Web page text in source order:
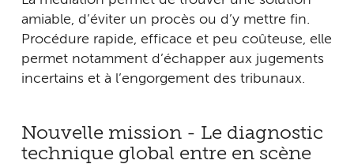
amiable, d’éviter un procès ou d’y mettre fin.
Procédure rapide, efficace et peu coûteuse, elle
permet notamment d’échapper aux jugements
incertains et à l’engorgement des tribunaux.
Nouvelle mission - Le diagnostic
technique global entre en scène